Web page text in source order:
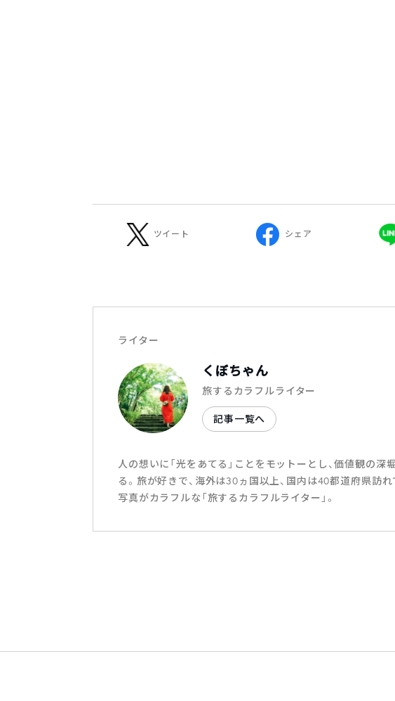
ツイート シェア
ライター
くぼちゃん
旅するカラフルライター
記事一覧へ
人の想いに「光をあてる」ことをモットーとし、価値観の
る。旅が好きで、海外は30ヵ国以上、国内は40都道府県訪
写真がカラフルな「旅するカラフルライター」。